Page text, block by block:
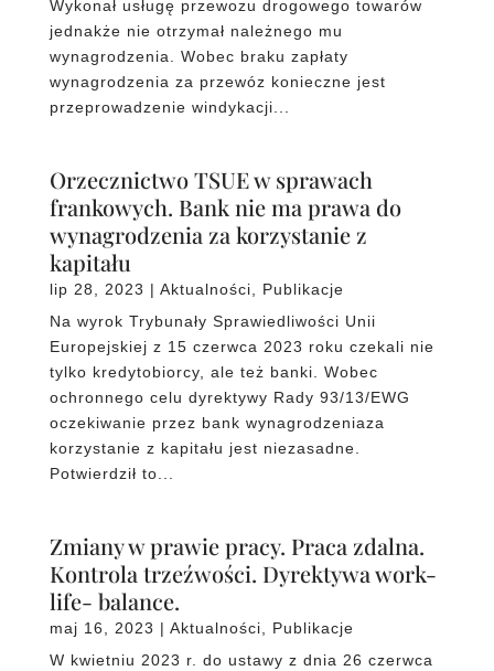
Wykonał usługę przewozu drogowego towarów
jednakże nie otrzymał należnego mu
wynagrodzenia. Wobec braku zapłaty
wynagrodzenia za przewóz konieczne jest
przeprowadzenie windykacji...
Orzecznictwo TSUE w sprawach
frankowych. Bank nie ma prawa do
wynagrodzenia za korzystanie z
kapitału
lip 28, 2023 | Aktualności
Publikacje
Na wyrok Trybunały Sprawiedliwości Unii
Europejskiej z 15 czerwca 2023 roku czekali nie
tylko kredytobiorcy, ale też banki. Wobec
ochronnego celu dyrektywy Rady 93/13/EWG
oczekiwanie przez bank wynagrodzeniaza
korzystanie z kapitału jest niezasadne.
Potwierdził to...
Zmiany w prawie pracy. Praca zdalna.
Kontrola trzeźwości. Dyrektywa work-
life- balance.
maj 16, 2023 | Aktualności
Publikacje
W kwietniu 2023 r. do ustawy z dnia 26 czerwca